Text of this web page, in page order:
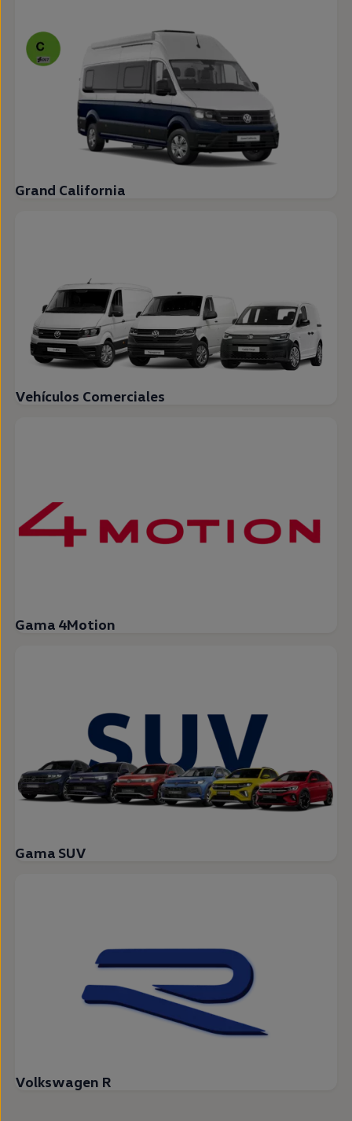
Grand California
Vehículos Comerciales
Gama 4Motion
Gama SUV
Volkswagen R